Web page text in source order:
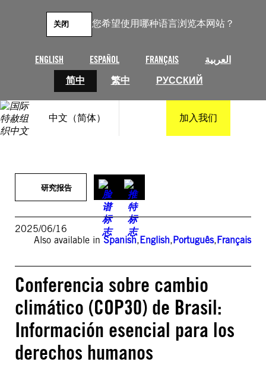
您希望使用哪种语言浏览本网站？
ENGLISH ESPAÑOL FRANÇAIS
العربية
简中
繁中 РУССКИЙ
关闭
中文（简体） 加入我们
研究报告
2025/06/16
Also available inSpanish,English,Português,Français
Conferencia sobre cambio
climático (COP30) de Brasil:
Información esencial para los
derechos humanos